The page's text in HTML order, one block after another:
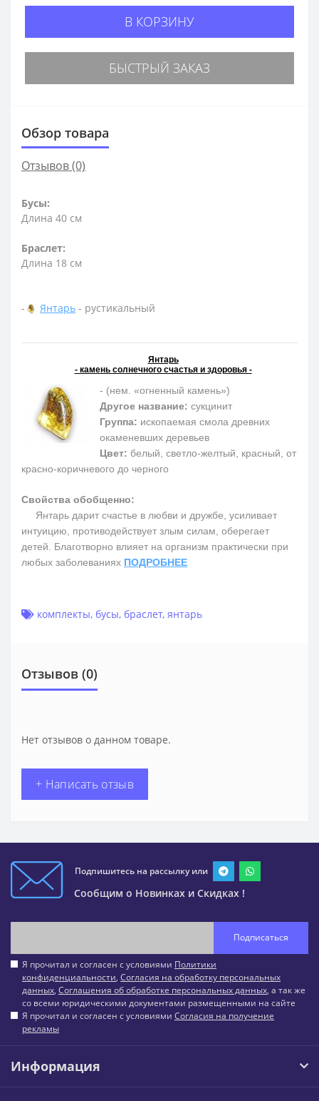
В КОРЗИНУ
БЫСТРЫЙ ЗАКАЗ
Обзор товара
Отзывов (0)
Бусы:
Длина 40 см
Браслет:
Длина 18 см
- Янтарь - рустикальный
Янтарь
- камень солнечного счастья и здоровья -
- (нем. «огненный камень»)
Другое название: сукцинит
Группа: ископаемая смола древних
окаменевших деревьев
Цвет: белый, светло-желтый, красный, от
красно-коричневого до черного
Свойства обобщенно:
Янтарь дарит счастье в любви и дружбе, усиливает
интуицию, противодействует злым силам, оберегает
детей. Благотворно влияет на организм практически при
любых заболеваниях ПОДРОБНЕЕ
комплекты, бусы, браслет, янтарь
Отзывов (0)
Нет отзывов о данном товаре.
+ Написать отзыв
Подпишитесь на рассылку или
Сообщим о Новинках и Скидках !
Подписаться
Я прочитал и согласен с условиями Политики
конфиденциальности, Согласия на обработку персональных
данных, Соглашения об обработке персональных данных, а так же
со всеми юридическими документами размещенными на сайте
Я прочитал и согласен с условиями Согласия на получение
рекламы
Информация